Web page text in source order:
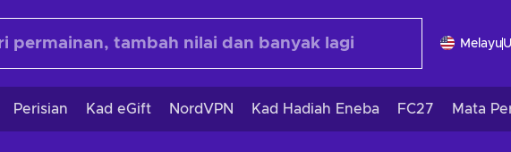
Melayu
Perisian Kad eGift NordVPN Kad Hadiah Eneba FC27 Mata